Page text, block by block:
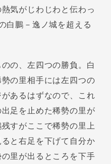
気がじわじわと伝わっ
白鵬－逸ノ城を超える
の、左四つの勝負。白
の里相手には左四つの
あるはずなので、これ
足を止めた稀勢の里が
すがここで稀勢の里上
と右足を下げて自分か
里が出るところを下手